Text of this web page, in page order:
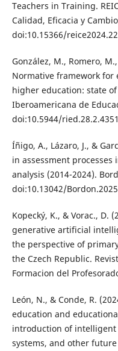
Teachers in Training.
Calidad, Eficacia y
doi:10.15366/
González, M., Romero,
Normative framework
higher education: state of
Iberoamericana de
doi:10.5944/
Íñigo, A., Lázaro, J., &
in assessment
analysis (2014-2024).
doi:10.13042/
Kopecký, K., & Vorac., D.
generative artificial
the perspective of
the Czech Republic.
Formacion del
León, N., & Conde, R.
education and
introduction of
systems, and other